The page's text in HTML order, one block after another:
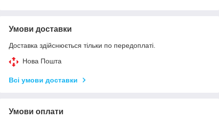
Умови доставки
Доставка здійснюється тільки по передоплаті.
Нова Пошта
Всі умови доставки
Умови оплати